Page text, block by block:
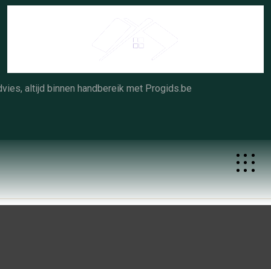
Skip
altijd binnen handbereik met Progids.be